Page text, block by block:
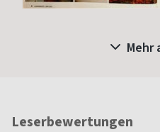
Mehr
Leserbewertungen